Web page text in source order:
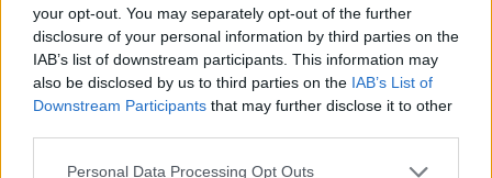
your opt-out. You may separately opt-out of the further
disclosure of your personal information by third parties on the
IAB’s list of downstream participants. This information may
also be disclosed by us to third parties on the IAB’s List of
Downstream Participants that may further disclose it to other
Personal Data Processing Opt Outs